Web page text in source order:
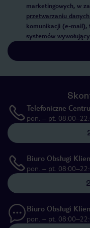
marketingowych, w
przetwarzaniu
komunikacji (e-mail),
systemów
Telefoniczne
pon. – pt.
Biuro Obsługi
pon. – pt.
Biuro Obsługi
pon. – pt.